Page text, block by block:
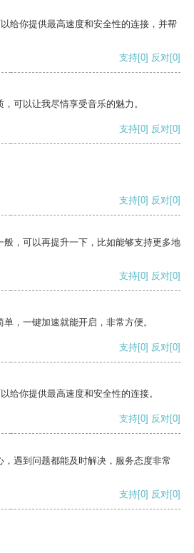
给你提供最高速度和安全性的连接，并帮
支持[0] 反对[0]
可以让我尽情享受音乐的魅力。
支持[0] 反对[0]
支持[0] 反对[0]
般，可以再提升一下，比如能够支持更多地
支持[0] 反对[0]
，一键加速就能开启，非常方便。
支持[0] 反对[0]
给你提供最高速度和安全性的连接。
支持[0] 反对[0]
遇到问题都能及时解决，服务态度非常
支持[0] 反对[0]